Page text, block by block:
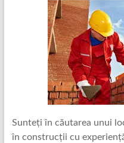
Sunteţi în căutarea unui
în construcţii cu